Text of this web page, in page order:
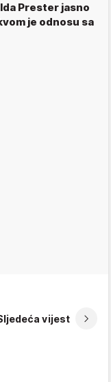
Prester jasno
je odnosu sa
vijest